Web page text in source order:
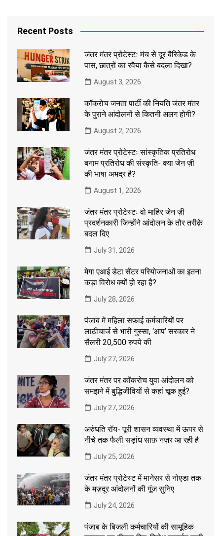
Recent Posts
जंतर मंतर प्रोटेस्टः मंच से दूर बैरिकेड के
पास, छात्रों का रवैया कैसे बदला दिखा?
August 3, 2026
कॉकरोच जनता पार्टी की नियति जंतर मंतर
के पुराने आंदोलनों से कितनी अलग होगी?
August 2, 2026
जंतर मंतर प्रोटेस्टः सांस्कृतिक प्रतिरोध
बनाम प्रतिरोध की संस्कृति- क्या जेन ज़ी
की भाषा अभद्र है?
August 1, 2026
जंतर मंतर प्रोटेस्टः वो माहिर जेन ज़ी
प्रदर्शनकारी जिन्होंने आंदोलन के तौर तरीक़े
बदल दिए
July 31, 2026
मेगा एआई डेटा सेंटर परियोजनाओं का इतना
कड़ा विरोध क्यों हो रहा है?
July 28, 2026
पंजाब में महिला सफ़ाई कर्मचारियों पर
लाठीचार्ज से भारी गुस्सा, ‘आप’ सरकार ने
सैलरी 20,500 रुपये की
July 27, 2026
जंतर मंतर पर कॉकरोच युवा आंदोलन को
समझने में बुद्धिजीवियों से कहां चूक हुई?
July 27, 2026
अरुंधति रॉय- पूरी शासन व्यवस्था में ऊपर से
नीचे तक फैली सड़ांध साफ़ नज़र आ रही है
July 25, 2026
जंतर मंतर प्रोटेस्ट में मानेसर से नोएडा तक
के मज़दूर आंदोलनों की गूंज सुनिए
July 24, 2026
पंजाब के बिजली कर्मचारियों की सामूहिक